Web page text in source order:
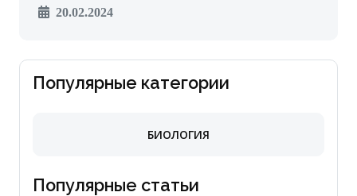
20.02.2024
Популярные категории
БИОЛОГИЯ
Популярные статьи